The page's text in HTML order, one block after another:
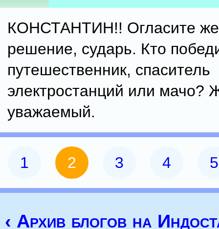
КОНСТАНТИН!! Огласите
решение, сударь. Кто
путешественник, спаситель
электростанций или мачо?
уважаемый.
1 2 3 4 5
‹ Архив блогов на